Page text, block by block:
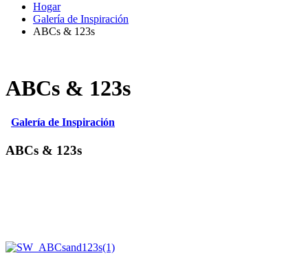
Hogar
Galería de Inspiración
ABCs & 123s
ABCs & 123s
Galería de Inspiración
ABCs & 123s